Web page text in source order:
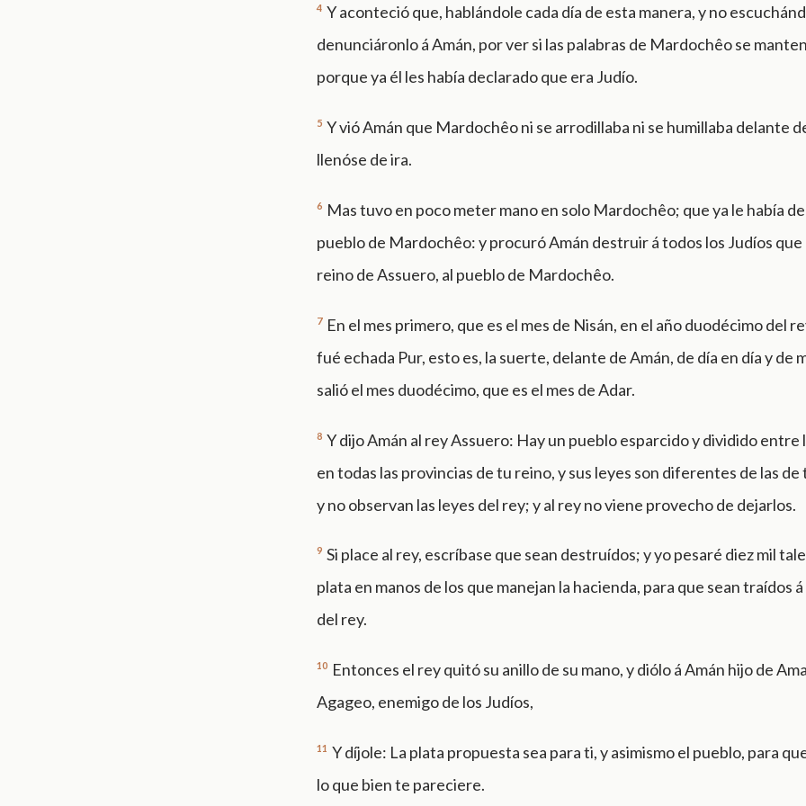
4 Y aconteció que, hablándole cada día de esta manera, y no
denunciáronlo á Amán, por ver si las palabras de Mardochêo se
porque ya él les había declarado que era Judío.
5 Y vió Amán que Mardochêo ni se arrodillaba ni se humillaba delante
llenóse de ira.
6 Mas tuvo en poco meter mano en solo Mardochêo; que ya le había
pueblo de Mardochêo: y procuró Amán destruir á todos los Judíos que
reino de Assuero, al pueblo de Mardochêo.
7 En el mes primero, que es el mes de Nisán, en el año duodécimo del
fué echada Pur, esto es, la suerte, delante de Amán, de día en día y de
salió el mes duodécimo, que es el mes de Adar.
8 Y dijo Amán al rey Assuero: Hay un pueblo esparcido y dividido entre
en todas las provincias de tu reino, y sus leyes son diferentes de las
y no observan las leyes del rey; y al rey no viene provecho de dejarlos.
9 Si place al rey, escríbase que sean destruídos; y yo pesaré diez mil
plata en manos de los que manejan la hacienda, para que sean traídos
del rey.
10 Entonces el rey quitó su anillo de su mano, y diólo á Amán hijo de
Agageo, enemigo de los Judíos,
11 Y díjole: La plata propuesta sea para ti, y asimismo el pueblo, para
lo que bien te pareciere.